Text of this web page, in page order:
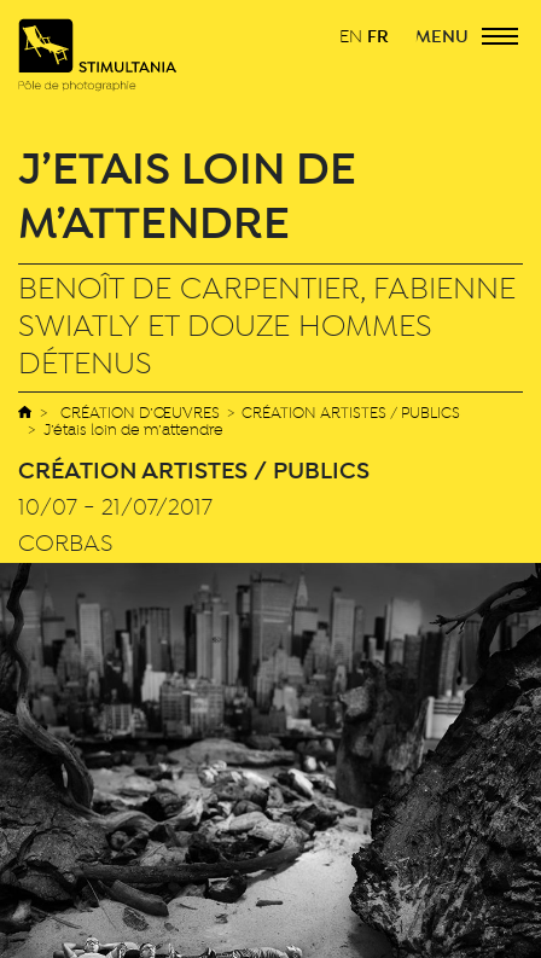
EN FR MENU
J’ÉTAIS LOIN DE
M’ATTENDRE
BENOÎT DE CARPENTIER, FABIENNE
SWIATLY ET DOUZE HOMMES
DÉTENUS
CRÉATION D’ŒUVRES > CRÉATION ARTISTES / PUBLICS
J’étais loin de m’attendre
CRÉATION ARTISTES / PUBLICS
10/07 - 21/07/2017
CORBAS